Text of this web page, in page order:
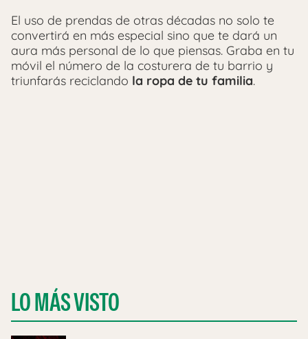
El uso de prendas de otras décadas no solo te
convertirá en más especial sino que te dará un
aura más personal de lo que piensas. Graba en tu
móvil el número de la costurera de tu barrio y
triunfarás reciclando la ropa de tu familia.
LO MÁS VISTO